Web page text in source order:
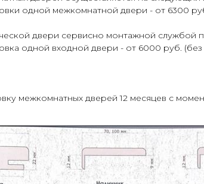
одной межкомнатной двери - от 6300
двери сервисно монтажной службой
одной входной двери - от 6000 руб.
межкомнатных дверей 12 месяцев с